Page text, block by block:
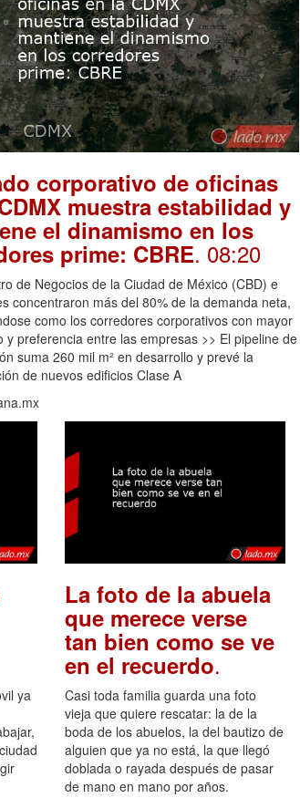
corporativo de oficinas
muestra estabilidad y
el dinamismo en los
prime: CBRE. 08:20
de Negocios de la Ciudad de México (CBD) e
concentraron más del 80% de la demanda neta,
como los corredores corporativos con mayor
y preferencia entre las empresas >> El pipeline de
suma 260 mil m² en desarrollo y prevé la
de nuevos edificios Clase A
ya
La foto de la abuela
que merece verse
tan bien como se ve
en el recuerdo.
Casi toda familia guarda una foto
vieja que quiere rescatar: la de la
boda de los abuelos, la del bautizo de
alguien que ya no está, la que llegó
doblada o rayada después de pasar
de mano en mano por años.